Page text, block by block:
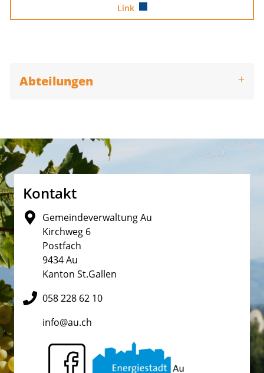
Link
Abteilungen
Fusszeile
Kontakt
Gemeindeverwaltung Au
Kirchweg 6
Postfach
9434 Au
Kanton St.Gallen
058 228 62 10
info@au.ch